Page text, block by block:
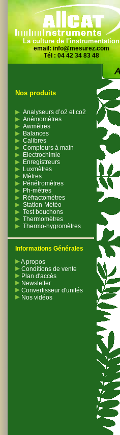
La culture de l'instrumentation
email: info@mesurez.com
Tél : 04 42 34 83 48
Nos produits
Analyseurs d’o2 et co2
Anémomètres
Awmètres
Balances
Calibres
Compteurs à main
Electrochimie
Enregistreurs
Luxmètres
Mètres
Pénétromètres
Ph-mètres
Réfractomètres
Station-Météo
Test bouchons
Thermomètres
Thermo-hygromètres
Informations Générales
A propos
Conditions de vente
Plan d'accès
Newsletter
Convertisseur d'unités
Nos vidéos